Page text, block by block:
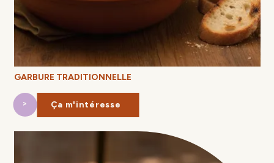
GARBURE TRADITIONNELLE
Ça m'intéresse